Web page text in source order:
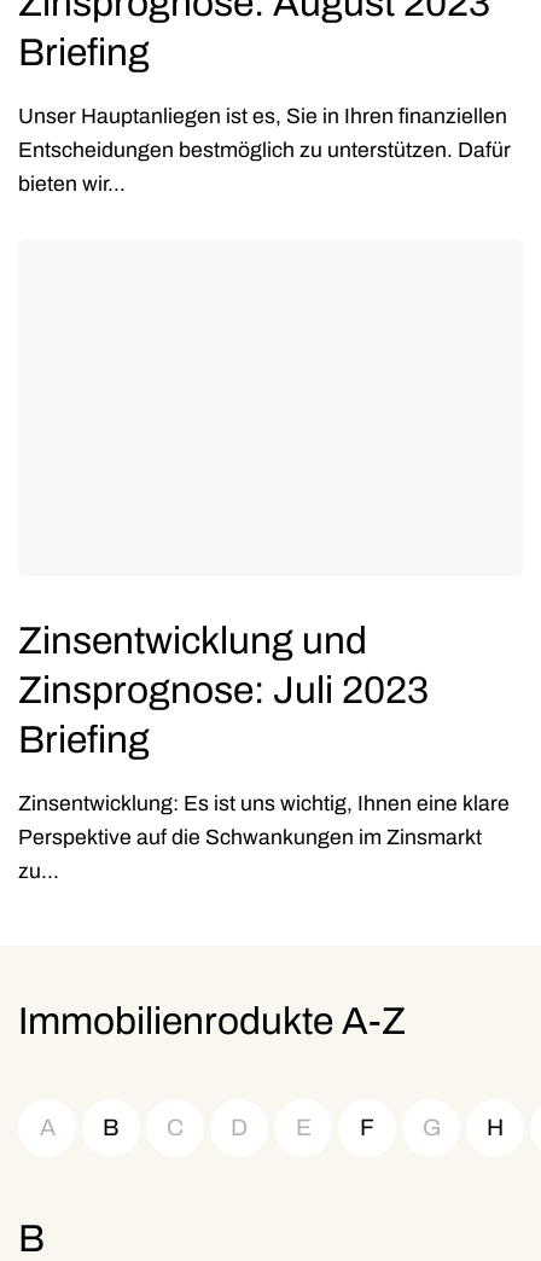
Briefing
Unser Hauptanliegen ist es, Sie in Ihren finanziellen
Entscheidungen bestmöglich zu unterstützen. Dafür
bieten wir...
Zinsentwicklung und
Zinsprognose: Juli 2023
Briefing
Zinsentwicklung: Es ist uns wichtig, Ihnen eine klare
Perspektive auf die Schwankungen im Zinsmarkt
zu...
Immobilienrodukte A-Z
A B C D E F G H
B